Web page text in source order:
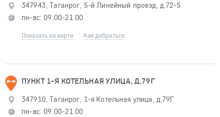
347943, Таганрог, 5-й Линейный проезд, д.72-5
пн-вс: 09.00-21.00
Показать на карте Как добраться
ПУНКТ 1-Я КОТЕЛЬНАЯ УЛИЦА, Д.79Г
347910, Таганрог, 1-я Котельная улица, д.79Г
пн-вс: 09.00-21.00